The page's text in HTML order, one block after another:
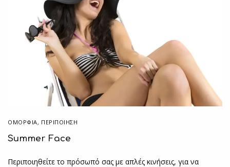
ΟΜΟΡΦΙΑ, ΠΕΡΙΠΟΊΗΣΗ
Summer Face
Περιποιηθείτε το πρόσωπό σας με απλές κινήσεις, για να